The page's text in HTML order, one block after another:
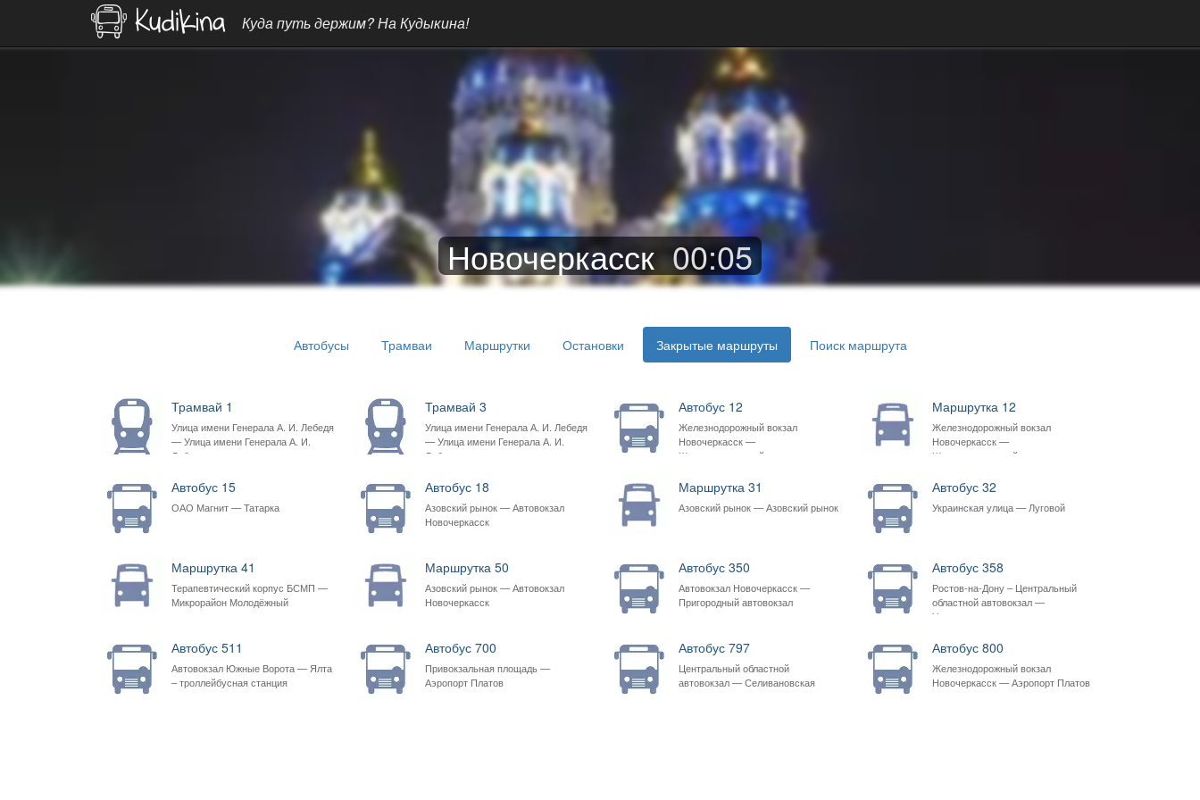
Куда путь держим? На Кудыкина!
Новочеркасск 00:05
Автобусы Трамваи Маршрутки Остановки Закрытые маршруты Поиск маршрута
Трамвай 1
Улица имени Генерала А. И. Лебедя
— Улица имени Генерала А. И.
Лебедя
Трамвай 3
Улица имени Генерала А. И. Лебедя
— Улица имени Генерала А. И.
Лебедя
Автобус 12
Железнодорожный вокзал
Новочеркасск —
Железнодорожный вокзал
Маршрутка 12
Железнодорожный вокзал
Новочеркасск —
Железнодорожный вокзал
Автобус 15
ОАО Магнит — Татарка
Автобус 18
Азовский рынок — Автовокзал
Новочеркасск
Маршрутка 31
Азовский рынок — Азовский рынок
Автобус 32
Украинская улица — Луговой
Маршрутка 41
Терапевтический корпус БСМП —
Микрорайон Молодёжный
Маршрутка 50
Азовский рынок — Автовокзал
Новочеркасск
Автобус 350
Автовокзал Новочеркасск —
Пригородный автовокзал
Автобус 358
Ростов-на-Дону – Центральный
областной автовокзал —
Университет
Автобус 511
Автовокзал Южные Ворота — Ялта
– троллейбусная станция
Автобус 700
Привокзальная площадь —
Аэропорт Платов
Автобус 797
Центральный областной
автовокзал — Селивановская
Автобус 800
Железнодорожный вокзал
Новочеркасск — Аэропорт Платов